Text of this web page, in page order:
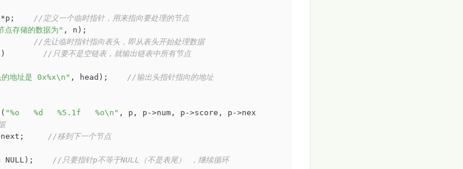
*p; //定义一个临时指针，用来指向要处理的节点
点存储的数据为" , n);
//先让临时指针指向表头，即从表头开始处理数据
//只要不是空链表，就输出链表中所有节点
的地址是 0x%x\n" , head); //输出头指针指向的地址
"%o   %d   %5.1f   %o\n" , p, p->num, p->score, p->nex
//移到下一个节点
NULL); //只要指针p不等于NULL（不是表尾） ，继续循环